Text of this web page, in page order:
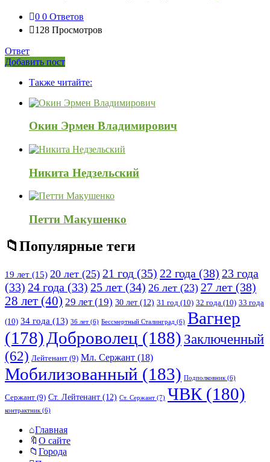
0 0 Ответов
128 Просмотров
Ответ
Боковая
Добавить пост
120x600Также читайте:
Окин Эрмен Владимирович
Никита Недзельский
Петти Макушенко
Популярные теги
19 лет (15) 20 лет (25) 21 год (35) 22 года (38) 23 года
(33) 24 года (33) 25 лет (34) 26 лет (23) 27 лет (38)
28 лет (40) 29 лет(19) 30 лет (12) 31 год (10) 32 года (10) 33 года
(10) 34 года (13) 36 лет (6) Бессмертный Сталинград (6) Вагнер
(178) Доброволец (188) Заключенный
(62) Лейтенант (9) Мл. Сержант (18)
Мобилизованный (183) Подполковник (6)
Сержант (9) Ст. Лейтенант (12) Ст. Сержант (7) ЧВК (180)
контрактник (6)
Исследовать
Главная
О сайте
Города